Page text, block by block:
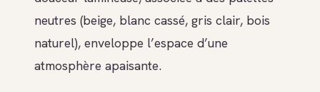
neutres (beige, blanc cassé, gris clair, bois
naturel), enveloppe l’espace d’une
atmosphère apaisante.